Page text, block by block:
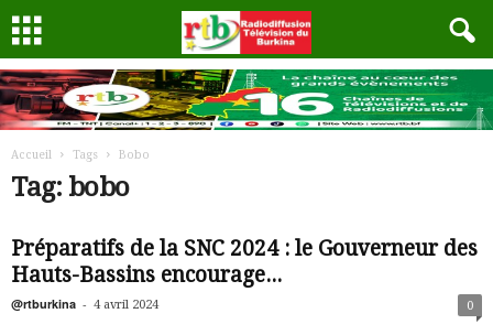
Accueil Tags Bobo
Tag: bobo
Préparatifs de la SNC 2024 : le Gouverneur des
Hauts-Bassins encourage...
@rtburkina - 4 avril 2024 0